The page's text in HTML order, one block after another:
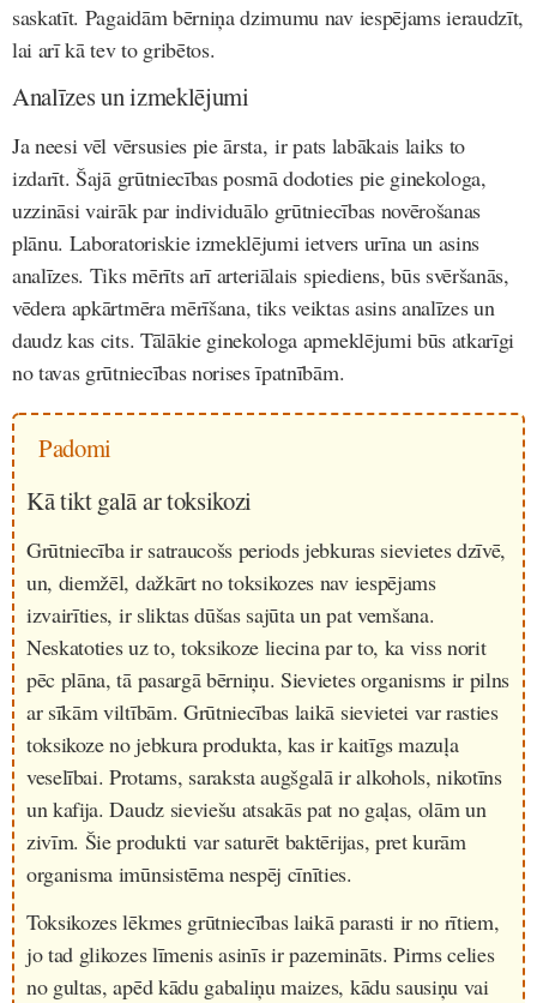
saskatīt. Pagaidām bērniņa dzimumu nav iespējams ieraudzīt,
lai arī kā tev to gribētos.
Analīzes un izmeklējumi
Ja neesi vēl vērsusies pie ārsta, ir pats labākais laiks to
izdarīt. Šajā grūtniecības posmā dodoties pie ginekologa,
uzzināsi vairāk par individuālo grūtniecības novērošanas
plānu. Laboratoriskie izmeklējumi ietvers urīna un asins
analīzes. Tiks mērīts arī arteriālais spiediens, būs svēršanās,
vēdera apkārtmēra mērīšana, tiks veiktas asins analīzes un
daudz kas cits. Tālākie ginekologa apmeklējumi būs atkarīgi
no tavas grūtniecības norises īpatnībām.
Padomi
Kā tikt galā ar toksikozi
Grūtniecība ir satraucošs periods jebkuras sievietes dzīvē,
un, diemžēl, dažkārt no toksikozes nav iespējams
izvairīties, ir sliktas dūšas sajūta un pat vemšana.
Neskatoties uz to, toksikoze liecina par to, ka viss norit
pēc plāna, tā pasargā bērniņu. Sievietes organisms ir pilns
ar sīkām viltībām. Grūtniecības laikā sievietei var rasties
toksikoze no jebkura produkta, kas ir kaitīgs mazuļa
veselībai. Protams, saraksta augšgalā ir alkohols, nikotīns
un kafija. Daudz sieviešu atsakās pat no gaļas, olām un
zivīm. Šie produkti var saturēt baktērijas, pret kurām
organisma imūnsistēma nespēj cīnīties.
Toksikozes lēkmes grūtniecības laikā parasti ir no rītiem,
jo tad glikozes līmenis asinīs ir pazemināts. Pirms celies
no gultas, apēd kādu gabaliņu maizes, kādu sausiņu vai